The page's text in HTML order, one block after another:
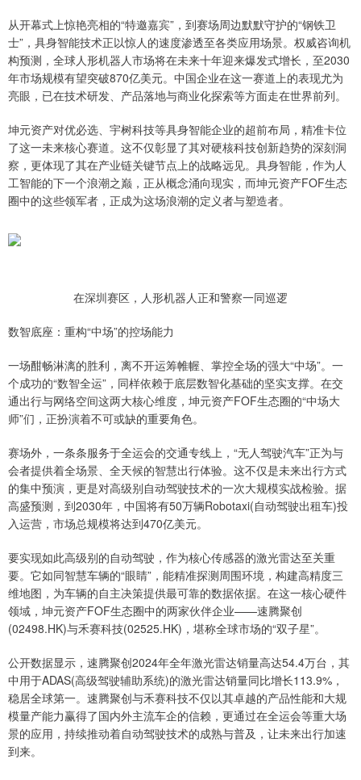
从开幕式上惊艳亮相的“特邀嘉宾”，到赛场周边默默守护的“钢铁卫
士”，具身智能技术正以惊人的速度渗透至各类应用场景。权威咨询机
构预测，全球人形机器人市场将在未来十年迎来爆发式增长，至2030
年市场规模有望突破870亿美元。中国企业在这一赛道上的表现尤为
亮眼，已在技术研发、产品落地与商业化探索等方面走在世界前列。
坤元资产对优必选、宇树科技等具身智能企业的超前布局，精准卡位
了这一未来核心赛道。这不仅彰显了其对硬核科技创新趋势的深刻洞
察，更体现了其在产业链关键节点上的战略远见。具身智能，作为人
工智能的下一个浪潮之巅，正从概念涌向现实，而坤元资产FOF生态
圈中的这些领军者，正成为这场浪潮的定义者与塑造者。
在深圳赛区，人形机器人正和警察一同巡逻
数智底座：重构“中场”的控场能力
一场酣畅淋漓的胜利，离不开运筹帷幄、掌控全场的强大“中场”。一
个成功的“数智全运”，同样依赖于底层数智化基础的坚实支撑。在交
通出行与网络空间这两大核心维度，坤元资产FOF生态圈的“中场大
师”们，正扮演着不可或缺的重要角色。
赛场外，一条条服务于全运会的交通专线上，“无人驾驶汽车”正为与
会者提供着全场景、全天候的智慧出行体验。这不仅是未来出行方式
的集中预演，更是对高级别自动驾驶技术的一次大规模实战检验。据
高盛预测，到2030年，中国将有50万辆Robotaxi(自动驾驶出租车)投
入运营，市场总规模将达到470亿美元。
要实现如此高级别的自动驾驶，作为核心传感器的激光雷达至关重
要。它如同智慧车辆的“眼睛”，能精准探测周围环境，构建高精度三
维地图，为车辆的自主决策提供最可靠的数据依据。在这一核心硬件
领域，坤元资产FOF生态圈中的两家伙伴企业——速腾聚创
(02498.HK)与禾赛科技(02525.HK)，堪称全球市场的“双子星”。
公开数据显示，速腾聚创2024年全年激光雷达销量高达54.4万台，其
中用于ADAS(高级驾驶辅助系统)的激光雷达销量同比增长113.9%，
稳居全球第一。速腾聚创与禾赛科技不仅以其卓越的产品性能和大规
模量产能力赢得了国内外主流车企的信赖，更通过在全运会等重大场
景的应用，持续推动着自动驾驶技术的成熟与普及，让未来出行加速
到来。